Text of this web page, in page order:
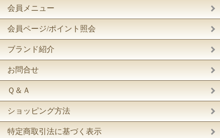
会員メニュー
会員ページ/ポイント照会
ブランド紹介
お問合せ
Ｑ＆Ａ
ショッピング方法
特定商取引法に基づく表示